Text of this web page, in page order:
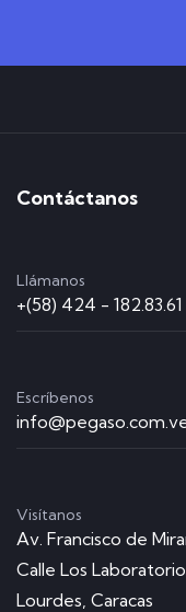
Contáctanos
Llámanos
+(58) 424 - 182.83.61
Escríbenos
Visítanos
Av. Francisco de
Calle Los
Lourdes, Caracas